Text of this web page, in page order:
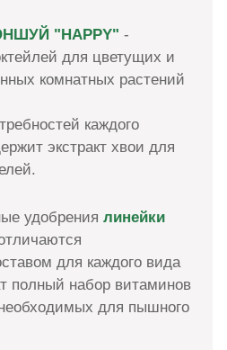
"HAPPY" -
для цветущих и
комнатных растений
каждого
экстракт хвои для
удобрения линейки
для каждого вида
полный набор витаминов
для пышного